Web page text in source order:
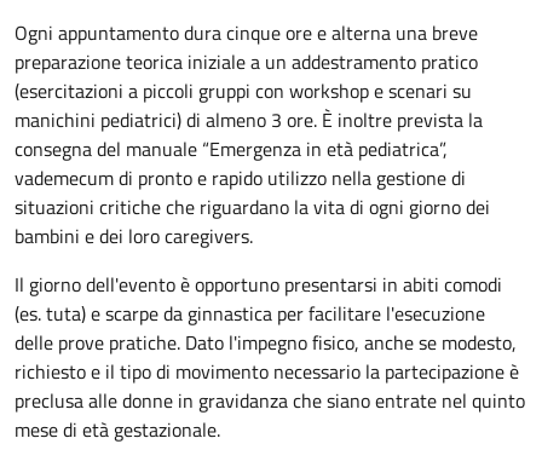
Ogni appuntamento dura cinque ore e alterna una breve
preparazione teorica iniziale a un addestramento pratico
(esercitazioni a piccoli gruppi con workshop e scenari su
manichini pediatrici) di almeno 3 ore. È inoltre prevista la
consegna del manuale “Emergenza in età pediatrica”,
vademecum di pronto e rapido utilizzo nella gestione di
situazioni critiche che riguardano la vita di ogni giorno dei
bambini e dei loro caregivers.
Il giorno dell'evento è opportuno presentarsi in abiti comodi
(es. tuta) e scarpe da ginnastica per facilitare l'esecuzione
delle prove pratiche. Dato l'impegno fisico, anche se modesto,
richiesto e il tipo di movimento necessario la partecipazione è
preclusa alle donne in gravidanza che siano entrate nel quinto
mese di età gestazionale.